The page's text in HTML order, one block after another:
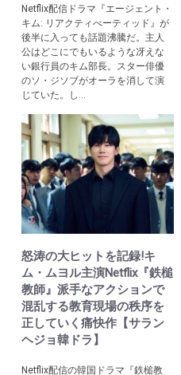
Netflix配信ドラマ『エージェント・
キム: リアクティべーティッド』が
後半に入っても話題沸騰だ。主人
公はどこにでもいるような冴えな
い銀行員のキム部長。スター俳優
のソ・ジソブがオーラを消して演
じていた。し...
怒涛の大ヒットを記録!キ
ム・ムヨル主演Netflix『鉄槌
教師』派手なアクションで
混乱する教育現場の秩序を
正していく痛快作【サラン
ヘジョ韓ドラ】
Netflix配信の韓国ドラマ『鉄槌教